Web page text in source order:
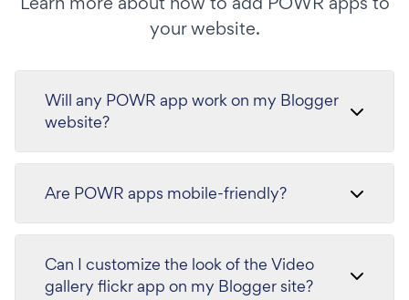
your website.
Will any POWR app work on my Blogger
website?
Are POWR apps mobile-friendly?
Can I customize the look of the Video
gallery flickr app on my Blogger site?